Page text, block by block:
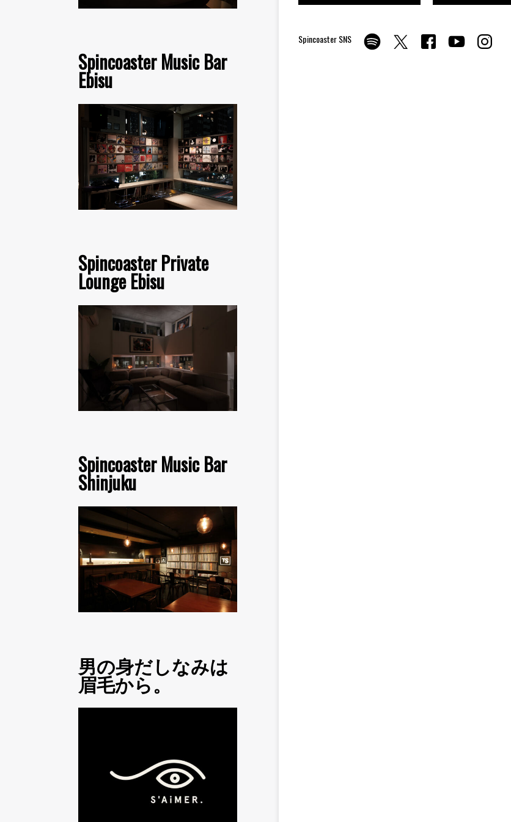
Spincoaster Music Bar
Ebisu
Spincoaster Private
Lounge Ebisu
Spincoaster Music Bar
Shinjuku
男の身だしなみは
眉毛から。
Spincoaster SNS